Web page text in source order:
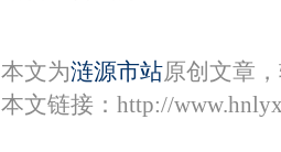
本文为涟源市站原创文章
本文链接： http://